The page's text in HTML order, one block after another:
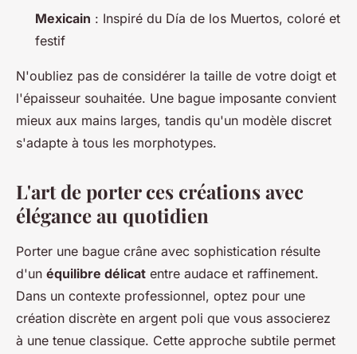
Mexicain : Inspiré du Día de los Muertos, coloré et
festif
N'oubliez pas de considérer la taille de votre doigt et
l'épaisseur souhaitée. Une bague imposante convient
mieux aux mains larges, tandis qu'un modèle discret
s'adapte à tous les morphotypes.
L'art de porter ces créations avec
élégance au quotidien
Porter une bague crâne avec sophistication résulte
d'un équilibre délicat entre audace et raffinement.
Dans un contexte professionnel, optez pour une
création discrète en argent poli que vous associerez
à une tenue classique. Cette approche subtile permet